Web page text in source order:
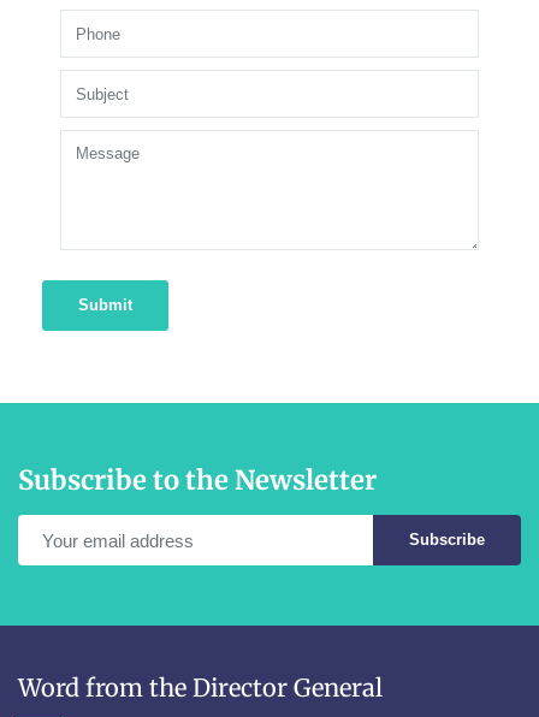
Submit
Subscribe to the Newsletter
Subscribe
Word from the Director General